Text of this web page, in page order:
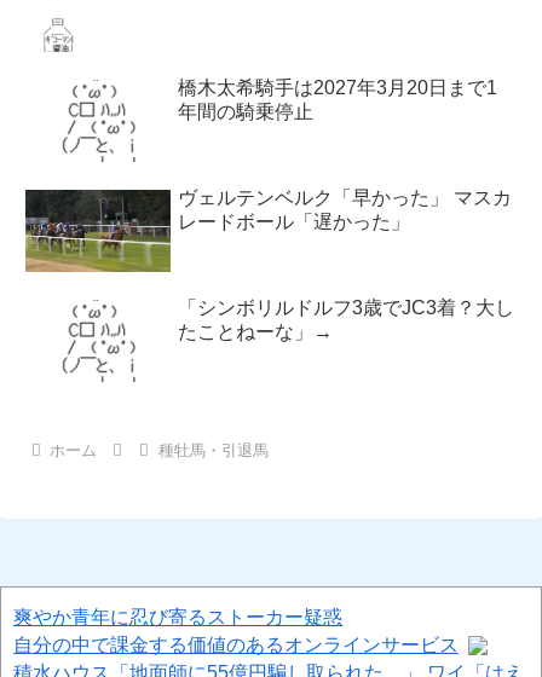
橋木太希騎手は2027年3月20日まで1
年間の騎乗停止
ヴェルテンベルク「早かった」 マスカ
レードボール「遅かった」
「シンボリルドルフ3歳でJC3着？大し
たことねーな」→
ホーム 種牡馬・引退馬
爽やか青年に忍び寄るストーカー疑惑
自分の中で課金する価値のあるオンラインサービス
積水ハウス「地面師に55億円騙し取られた…」 ワイ「はえ